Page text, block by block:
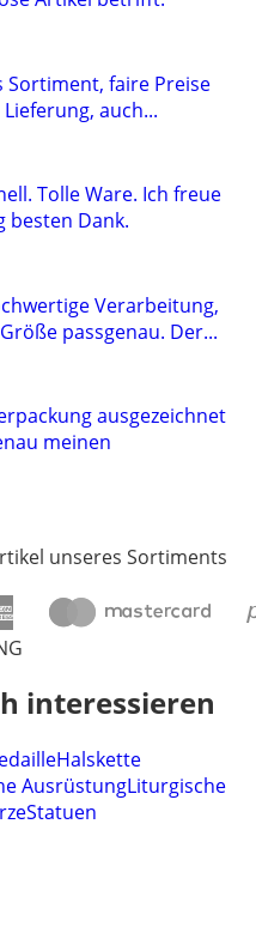
Sortiment, faire Preise
auch...
Tolle Ware. Ich freue
besten Dank.
Verarbeitung,
passgenau. Der...
ausgezeichnet
meinen
unseres Sortiments
interessieren
Halskette
AusrüstungLiturgische
Statuen